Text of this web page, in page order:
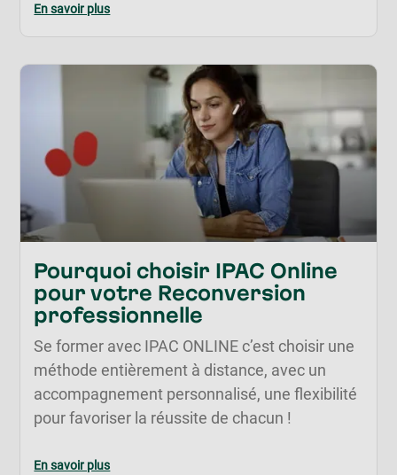
En savoir plus
Pourquoi choisir IPAC Online
pour votre Reconversion
professionnelle
Se former avec IPAC ONLINE c’est choisir une
méthode entièrement à distance, avec un
accompagnement personnalisé, une flexibilité
pour favoriser la réussite de chacun !
En savoir plus